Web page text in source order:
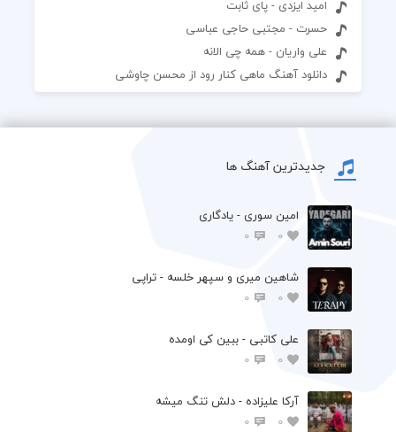
امید ایزدی - پای ثابت
حسرت - مجتبی حاجی عباسی
علی واریان - همه چی الانه
دانلود آهنگ ماهی کنار رود از محسن چاوشی
جدیدترین آهنگ ها
امین سوری - یادگاری
0
0
شاهین میری و سپهر خلسه - تراپی
0
0
علی کاتبی - ببین کی اومده
0
0
آرکا علیزاده - دلش تنگ میشه
0
0